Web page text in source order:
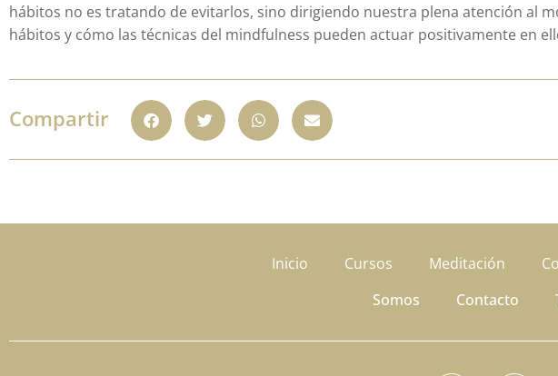
hábitos no es tratando de evitarlos, sino dirigiendo nuestra plena atención al
hábitos y cómo las técnicas del mindfulness pueden actuar positivamente en
Compartir
Inicio Cursos Meditación
Somos
Contacto